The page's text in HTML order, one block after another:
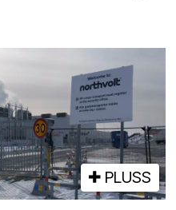
PLUSS